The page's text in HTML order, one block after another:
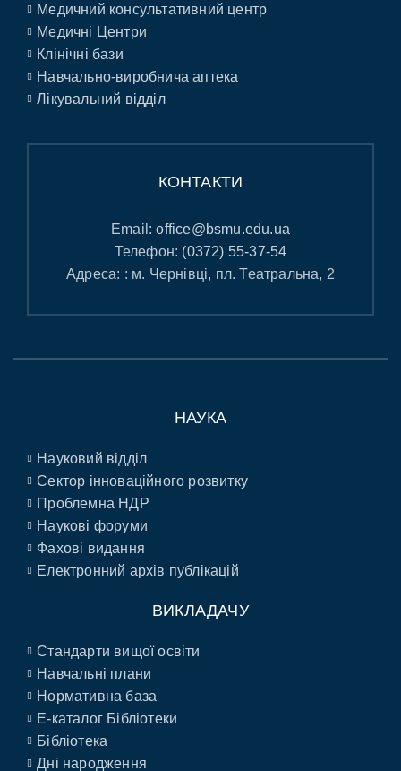
Медичний консультативний центр
Медичні Центри
Клінічні бази
Навчально-виробнича аптека
Лікувальний відділ
КОНТАКТИ
Email:office@bsmu.edu.ua
Телефон: (0372) 55-37-54
Адреса: : м. Чернівці, пл. Театральна, 2
НАУКА
Науковий відділ
Сектор інноваційного розвитку
Проблемна НДР
Наукові форуми
Фахові видання
Електронний архів публікацій
ВИКЛАДАЧУ
Стандарти вищої освіти
Навчальні плани
Нормативна база
E-каталог Бібліотеки
Бібліотека
Дні народження